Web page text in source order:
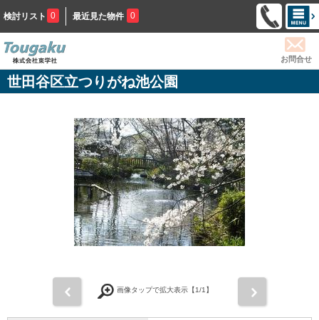
検討リスト 0 最近見た物件 0
お問合せ
世田谷区立つりがね池公園
画像タップで拡大表示【1/1】